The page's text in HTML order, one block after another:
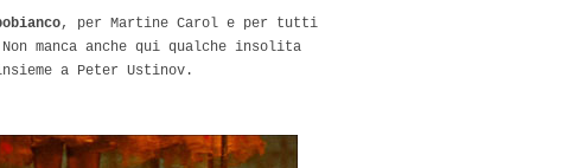
, per Martine Carol e per tutti
manca anche qui qualche insolita
a Peter Ustinov.